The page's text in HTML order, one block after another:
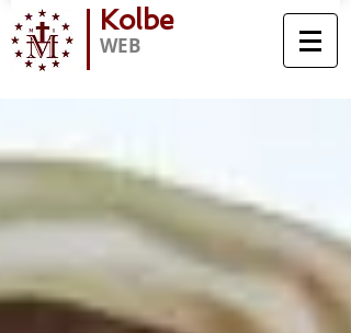
Kolbe
WEB